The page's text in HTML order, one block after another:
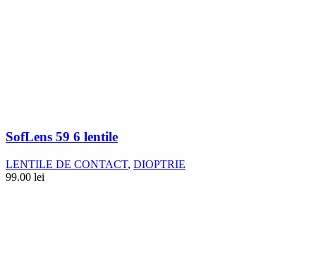
SofLens 59 6 lentile
LENTILE DE CONTACT, DIOPTRIE
99.00 lei